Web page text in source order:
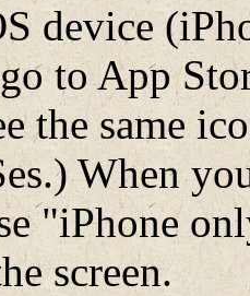
device
to App
the same
When
"iPhone
screen.